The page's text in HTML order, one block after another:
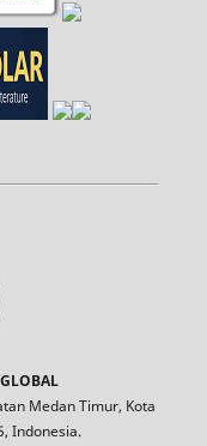
Medan Timur, Kota
Indonesia.